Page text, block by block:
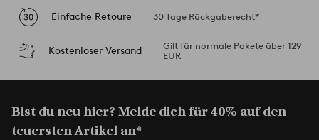
Einfache Retoure 30 Tage Rückgaberecht*
Kostenloser Versand
Gilt für normale Pakete über 129
EUR
Bist du neu hier? Melde dich für40% auf den
teuersten Artikel an*